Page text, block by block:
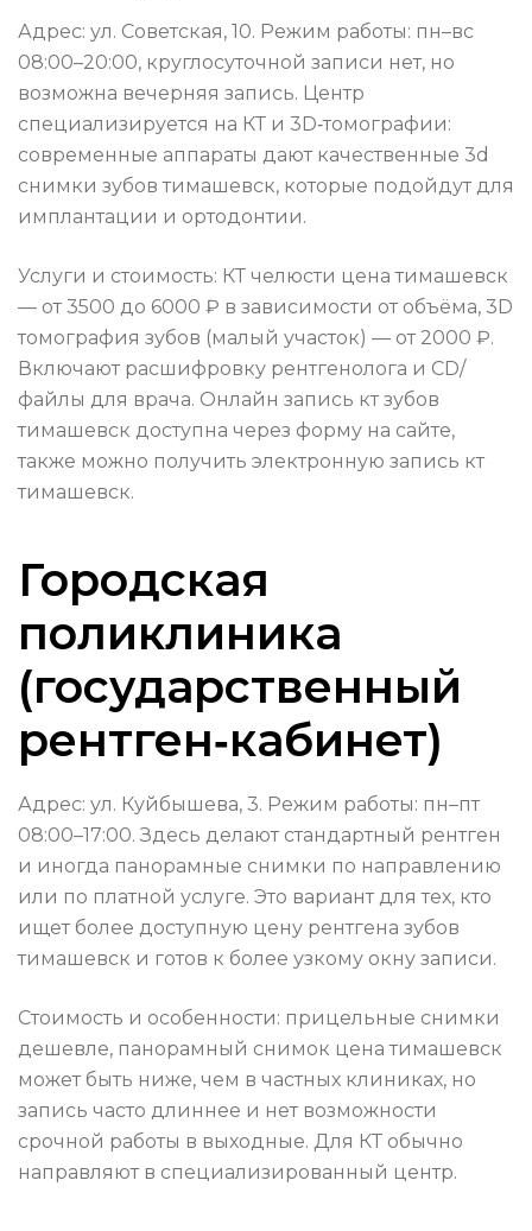
Адрес: ул. Советская, 10. Режим работы: пн–вс
08:00–20:00, круглосуточной записи нет, но
возможна вечерняя запись. Центр
специализируется на КТ и 3D‑томографии:
современные аппараты дают качественные 3d
снимки зубов тимашевск, которые подойдут для
имплантации и ортодонтии.
Услуги и стоимость: КТ челюсти цена тимашевск
— от 3500 до 6000 ₽ в зависимости от объёма, 3D
томография зубов (малый участок) — от 2000 ₽.
Включают расшифровку рентгенолога и СD/
файлы для врача. Онлайн запись кт зубов
тимашевск доступна через форму на сайте,
также можно получить электронную запись кт
тимашевск.
Городская
поликлиника
(государственный
рентген‑кабинет)
Адрес: ул. Куйбышева, 3. Режим работы: пн–пт
08:00–17:00. Здесь делают стандартный рентген
и иногда панорамные снимки по направлению
или по платной услуге. Это вариант для тех, кто
ищет более доступную цену рентгена зубов
тимашевск и готов к более узкому окну записи.
Стоимость и особенности: прицельные снимки
дешевле, панорамный снимок цена тимашевск
может быть ниже, чем в частных клиниках, но
запись часто длиннее и нет возможности
срочной работы в выходные. Для КТ обычно
направляют в специализированный центр.